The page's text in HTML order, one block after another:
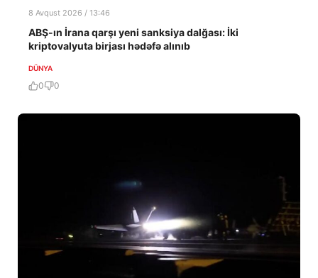
8 Avqust 2026 / 13:46
ABŞ-ın İrana qarşı yeni sanksiya dalğası: İki
kriptovalyuta birjası hədəfə alınıb
DÜNYA
0 0